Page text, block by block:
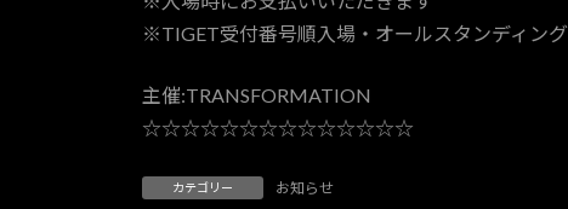
※TIGET受付番号順入場・オールスタンディング
主催:TRANSFORMATION
☆☆☆☆☆☆☆☆☆☆☆☆☆☆
カテゴリー お知らせ